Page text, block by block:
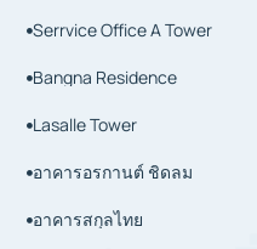
Serrvice Office A Tower
 Bangna Residence
 Lasalle Tower
 อาคารอรกานต์ ชิดลม
 อาคารสกุลไทย